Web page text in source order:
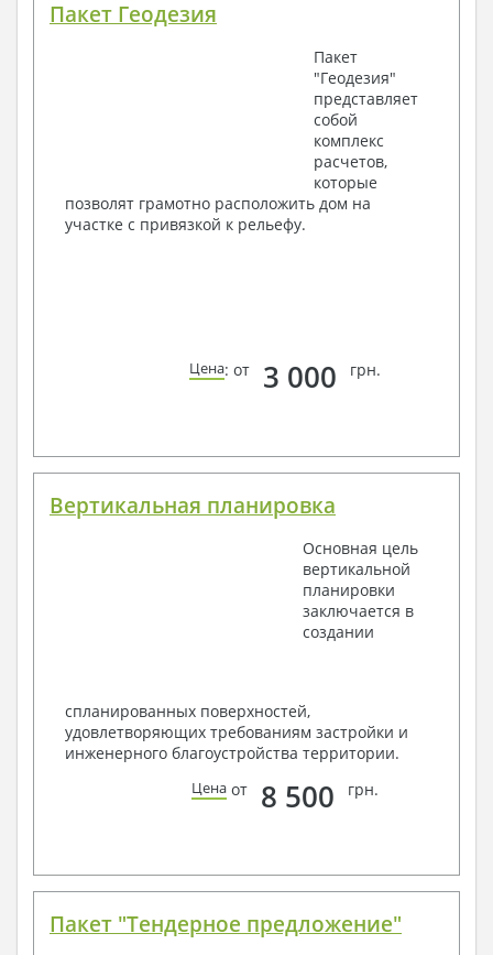
Пакет Геодезия
Пакет
"Геодезия"
представляет
собой
комплекс
расчетов,
которые
позволят грамотно расположить дом на
участке с привязкой к рельефу.
Цена: от 3 000 грн.
Вертикальная планировка
Основная цель
вертикальной
планировки
заключается в
создании
спланированных поверхностей,
удовлетворяющих требованиям застройки и
инженерного благоустройства территории.
Цена от 8 500 грн.
Пакет "Тендерное предложение"